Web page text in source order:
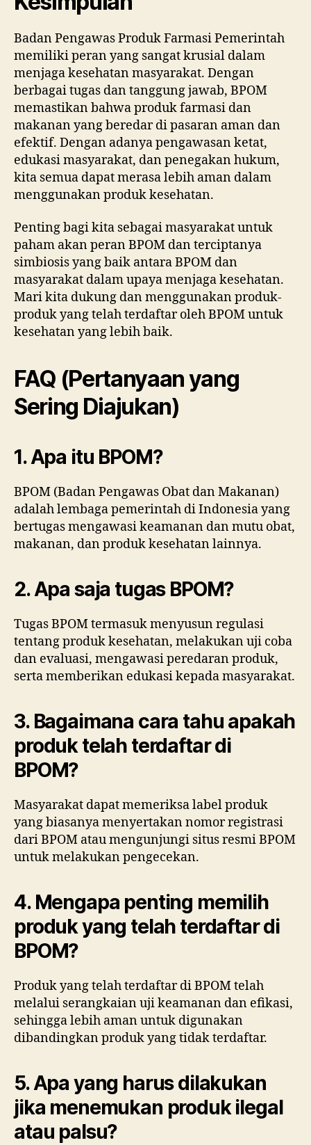
Badan Pengawas Produk Farmasi Pemerintah
memiliki peran yang sangat krusial dalam
menjaga kesehatan masyarakat. Dengan
berbagai tugas dan tanggung jawab, BPOM
memastikan bahwa produk farmasi dan
makanan yang beredar di pasaran aman dan
efektif. Dengan adanya pengawasan ketat,
edukasi masyarakat, dan penegakan hukum,
kita semua dapat merasa lebih aman dalam
menggunakan produk kesehatan.
Penting bagi kita sebagai masyarakat untuk
paham akan peran BPOM dan terciptanya
simbiosis yang baik antara BPOM dan
masyarakat dalam upaya menjaga kesehatan.
Mari kita dukung dan menggunakan produk-
produk yang telah terdaftar oleh BPOM untuk
kesehatan yang lebih baik.
FAQ (Pertanyaan yang
Sering Diajukan)
1. Apa itu BPOM?
BPOM (Badan Pengawas Obat dan Makanan)
adalah lembaga pemerintah di Indonesia yang
bertugas mengawasi keamanan dan mutu obat,
makanan, dan produk kesehatan lainnya.
2. Apa saja tugas BPOM?
Tugas BPOM termasuk menyusun regulasi
tentang produk kesehatan, melakukan uji coba
dan evaluasi, mengawasi peredaran produk,
serta memberikan edukasi kepada masyarakat.
3. Bagaimana cara tahu apakah
produk telah terdaftar di
BPOM?
Masyarakat dapat memeriksa label produk
yang biasanya menyertakan nomor registrasi
dari BPOM atau mengunjungi situs resmi BPOM
untuk melakukan pengecekan.
4. Mengapa penting memilih
produk yang telah terdaftar di
BPOM?
Produk yang telah terdaftar di BPOM telah
melalui serangkaian uji keamanan dan efikasi,
sehingga lebih aman untuk digunakan
dibandingkan produk yang tidak terdaftar.
5. Apa yang harus dilakukan
jika menemukan produk ilegal
atau palsu?